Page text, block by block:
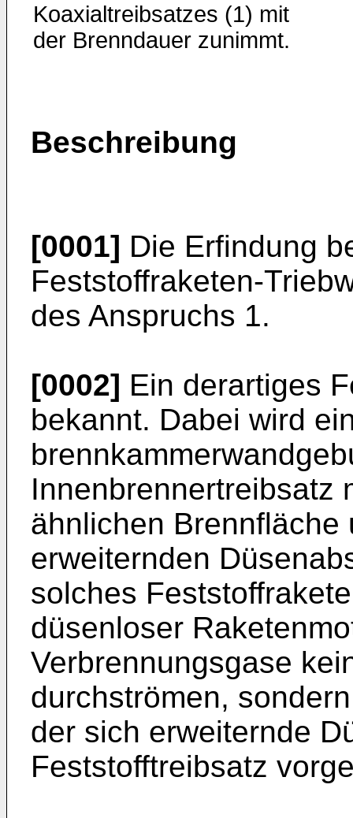
Koaxialtreibsatzes (1) mit
der Brenndauer zunimmt.
Beschreibung
[0001] Die Erfindung
Feststoffraketen-
des Anspruchs 1.
[0002] Ein derartiges
bekannt. Dabei wird
Innenbrennertreibsatz
ähnlichen
erweiternden
solches
düsenloser
Verbrennungsgase
durchströmen,
der sich erweiternde
Feststofftreibsatz